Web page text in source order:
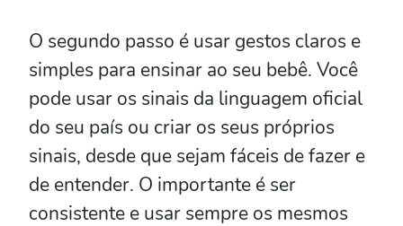
O segundo passo é usar gestos claros e
simples para ensinar ao seu bebê. Você
pode usar os sinais da linguagem oficial
do seu país ou criar os seus próprios
sinais, desde que sejam fáceis de fazer e
de entender. O importante é ser
consistente e usar sempre os mesmos